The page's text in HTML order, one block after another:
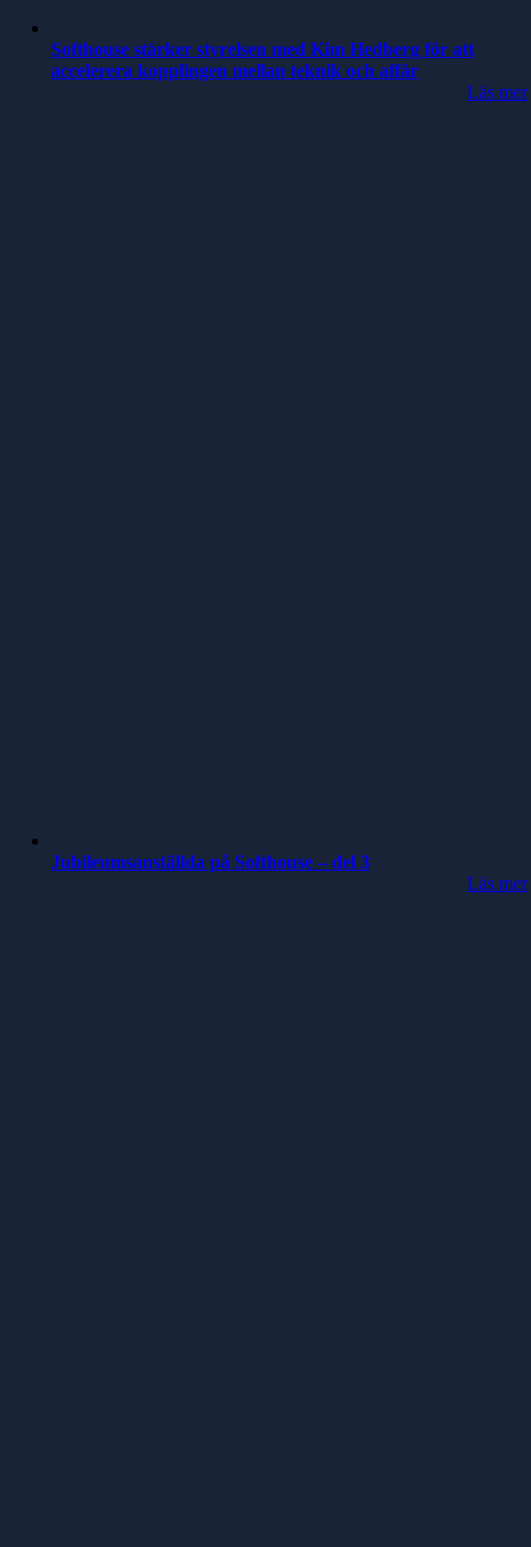
Softhouse stärker styrelsen med Kim Hedberg för att
accelerera kopplingen mellan teknik och affär
Läs mer
Jubileumsanställda på Softhouse – del 3
Läs mer